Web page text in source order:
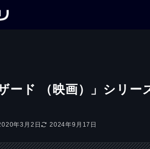
ード （映画）」シリー
年3月2日 2024年9月17日